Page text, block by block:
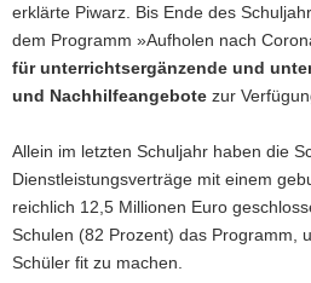
erklärte Piwarz. Bis Ende des
dem Programm »Aufholen nach
für unterrichtsergänzende und
und Nachhilfeangebote zur
Allein im letzten Schuljahr haben die
Dienstleistungsverträge mit einem
reichlich 12,5 Millionen Euro
Schulen (82 Prozent) das Programm,
Schüler fit zu machen.